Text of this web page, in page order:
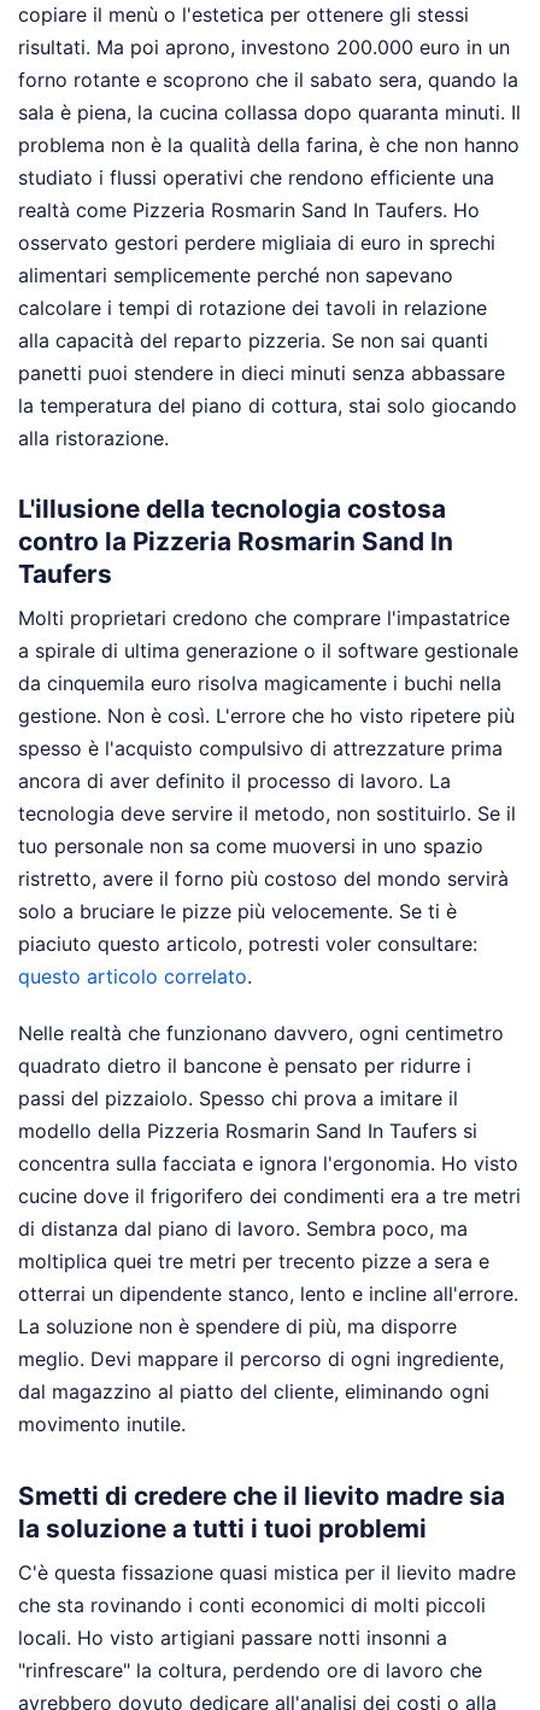
copiare il menù o l'estetica per ottenere gli stessi
risultati. Ma poi aprono, investono 200.000 euro in un
forno rotante e scoprono che il sabato sera, quando la
sala è piena, la cucina collassa dopo quaranta minuti. Il
problema non è la qualità della farina, è che non hanno
studiato i flussi operativi che rendono efficiente una
realtà come Pizzeria Rosmarin Sand In Taufers. Ho
osservato gestori perdere migliaia di euro in sprechi
alimentari semplicemente perché non sapevano
calcolare i tempi di rotazione dei tavoli in relazione
alla capacità del reparto pizzeria. Se non sai quanti
panetti puoi stendere in dieci minuti senza abbassare
la temperatura del piano di cottura, stai solo giocando
alla ristorazione.
L'illusione della tecnologia costosa
contro la Pizzeria Rosmarin Sand In
Taufers
Molti proprietari credono che comprare l'impastatrice
a spirale di ultima generazione o il software gestionale
da cinquemila euro risolva magicamente i buchi nella
gestione. Non è così. L'errore che ho visto ripetere più
spesso è l'acquisto compulsivo di attrezzature prima
ancora di aver definito il processo di lavoro. La
tecnologia deve servire il metodo, non sostituirlo. Se il
tuo personale non sa come muoversi in uno spazio
ristretto, avere il forno più costoso del mondo servirà
solo a bruciare le pizze più velocemente. Se ti è
piaciuto questo articolo, potresti voler consultare:
questo articolo correlato.
Nelle realtà che funzionano davvero, ogni centimetro
quadrato dietro il bancone è pensato per ridurre i
passi del pizzaiolo. Spesso chi prova a imitare il
modello della Pizzeria Rosmarin Sand In Taufers si
concentra sulla facciata e ignora l'ergonomia. Ho visto
cucine dove il frigorifero dei condimenti era a tre metri
di distanza dal piano di lavoro. Sembra poco, ma
moltiplica quei tre metri per trecento pizze a sera e
otterrai un dipendente stanco, lento e incline all'errore.
La soluzione non è spendere di più, ma disporre
meglio. Devi mappare il percorso di ogni ingrediente,
dal magazzino al piatto del cliente, eliminando ogni
movimento inutile.
Smetti di credere che il lievito madre sia
la soluzione a tutti i tuoi problemi
C'è questa fissazione quasi mistica per il lievito madre
che sta rovinando i conti economici di molti piccoli
locali. Ho visto artigiani passare notti insonni a
"rinfrescare" la coltura, perdendo ore di lavoro che
avrebbero dovuto dedicare all'analisi dei costi o alla